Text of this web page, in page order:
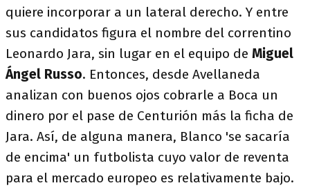
quiere incorporar a un lateral derecho. Y entre
sus candidatos figura el nombre del correntino
Leonardo Jara, sin lugar en el equipo de Miguel
Ángel Russo. Entonces, desde Avellaneda
analizan con buenos ojos cobrarle a Boca un
dinero por el pase de Centurión más la ficha de
Jara. Así, de alguna manera, Blanco 'se sacaría
de encima' un futbolista cuyo valor de reventa
para el mercado europeo es relativamente bajo.